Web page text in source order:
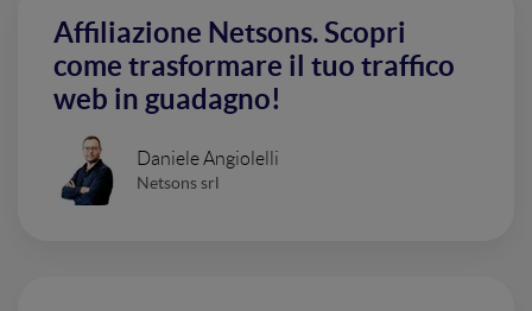
Affiliazione Netsons. Scopri
come trasformare il tuo traffico
web in guadagno!
Daniele Angiolelli
Netsons srl